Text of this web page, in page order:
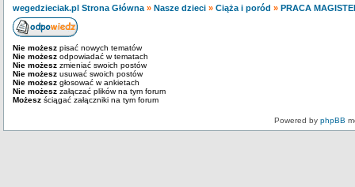
wegedzieciak.pl Strona Główna » Nasze dzieci » Ciąża i poród » PRACA
Nie możesz pisać nowych tematów
Nie możesz odpowiadać w tematach
Nie możesz zmieniać swoich postów
Nie możesz usuwać swoich postów
Nie możesz głosować w ankietach
Nie możesz załączać plików na tym forum
Możesz ściągać załączniki na tym forum
Powered by phpBB